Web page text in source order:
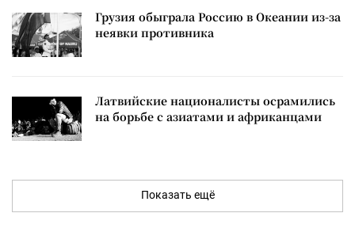
Грузия обыграла Россию в Океании из-за
неявки противника
Латвийские националисты осрамились
на борьбе с азиатами и африканцами
Показать ещё